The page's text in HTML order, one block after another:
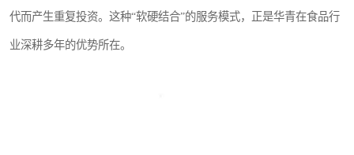
代而产生重复投资。这种“软硬结合”的服务模式，正是华青在食品行
业深耕多年的优势所在。